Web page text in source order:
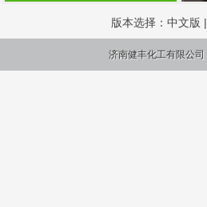
版本选择： 中文版 |
济南健丰化工有限公司